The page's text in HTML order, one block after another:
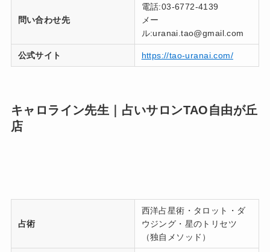
問い合わせ先
電話:03-6772-4139
メー
ル:uranai.tao@gmail.com
公式サイト https://tao-uranai.com/
キャロライン先生｜占いサロンTAO自由が丘
店
占術
西洋占星術・タロット・ダ
ウジング・星のトリセツ
（独自メソッド）